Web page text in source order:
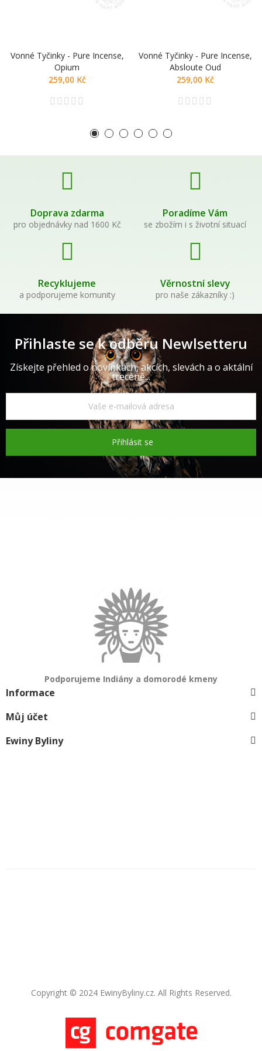
Vonné Tyčinky - Pure Incense,
Opium
259,00 Kč
Vonné Tyčinky - Pure Incense,
Absloute Oud
259,00 Kč
Doprava zdarma
pro objednávky nad 1600 Kč
Poradíme Vám
se zbožím i s životní situací
Recyklujeme
a podporujeme komunity
Věrnostní slevy
pro naše zákazníky :)
Přihlaste se k odběru Newlsetteru
Získejte přehled o novinkách, akcích, slevách a o aktální
trecéně...
Přihlásit se
Podporujeme Indiány a domorodé kmeny
Informace
Můj účet
Ewiny Byliny
Copyright © 2024 EwinyByliny.cz. All Rights Reserved.